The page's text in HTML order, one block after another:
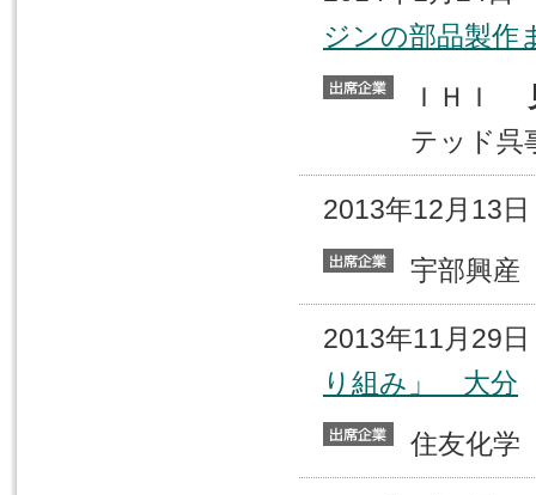
ジンの部品製
ＩＨＩ
テッド呉
2013年12月
宇部興
2013年11月
り組み」 大分
住友化